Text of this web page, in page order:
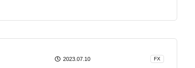
2023.07.10 FX